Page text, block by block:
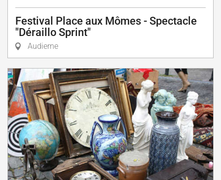
Festival Place aux Mômes - Spectacle
"Déraillo Sprint"
Audierne